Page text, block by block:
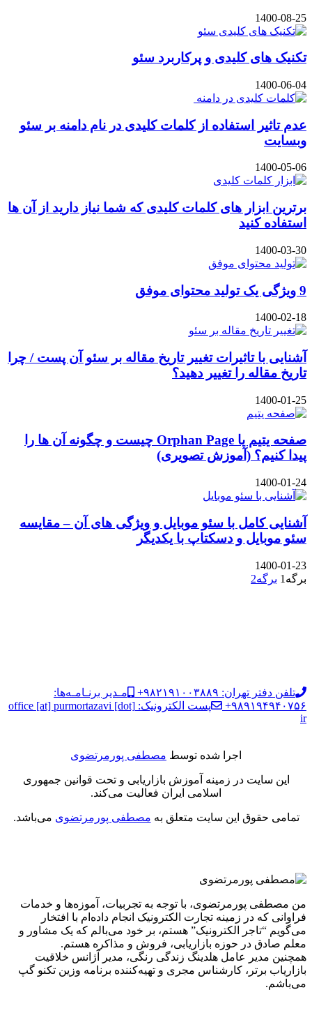
1400-08-25
تکنیک های کلیدی و پرکاربرد سئو
1400-06-04
عدم تاثیر استفاده از کلمات کلیدی در نام دامنه بر سئو
وبسایت
1400-05-06
برترین ابزار های کلمات کلیدی که شما نیاز دارید از آن ها
استفاده کنید
1400-03-30
9 ویژگی یک تولید محتوای موفق
1400-02-18
آشنایی با تاثیرات تغییر تاریخ مقاله بر سئو آن پست / چرا
تاریخ مقاله را تغییر دهید؟
1400-01-25
صفحه یتیم یا Orphan Page چیست و چگونه آن ها را
پیدا کنیم؟ (آموزش تصویری)
1400-01-24
آشنایی کامل با سئو موبایل و ویژگی های آن – مقایسه
سئو موبایل و دسکتاپ با یکدیگر
1400-01-23
برگه 1 برگه2
تلفن دفتر تهران: ۹۸۲۱۹۱۰۰۳۸۸۹+
مـدیر برنـامـه‌ها:
۹۸۹۱۹۴۹۴۰۷۵۶+
پست الکترونیک: office [at] purmortazavi [dot]
ir
اجرا شده توسط مصطفی پورمرتضوی
این سایت در زمینه آموزش بازاریابی و تحت قوانین جمهوری
اسلامی ایران فعالیت می‌کند.
تمامی حقوق این سایت متعلق به مصطفی پورمرتضوی می‌باشد.
من مصطفی پورمرتضوی، با توجه به تجربیات، آموزه‌ها و خدمات
فراوانی که در زمینه تجارت الکترونیک انجام داده‌ام با افتخار
می‌گویم “تاجر الکترونیک” هستم، بر خود می‌بالم که یک مشاور و
معلم صادق در حوزه بازاریابی، فروش و مذاکره هستم.
همچنین مدیر عامل هلدینگ زندگی رنگی، مدیر آژانس خلاقیت
بازاریاب برتر، کارشناس مجری و تهیه‌کننده برنامه وزین تکنو گپ
می‌باشم.